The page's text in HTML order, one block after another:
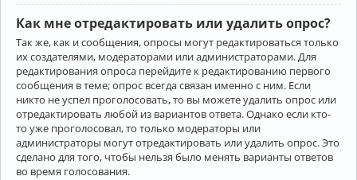
Как мне отредактировать или удалить опрос?
Так же, как и сообщения, опросы могут редактироваться только
их создателями, модераторами или администраторами. Для
редактирования опроса перейдите к редактированию первого
сообщения в теме; опрос всегда связан именно с ним. Если
никто не успел проголосовать, то вы можете удалить опрос или
отредактировать любой из вариантов ответа. Однако если кто-
то уже проголосовал, то только модераторы или
администраторы могут отредактировать или удалить опрос. Это
сделано для того, чтобы нельзя было менять варианты ответов
во время голосования.